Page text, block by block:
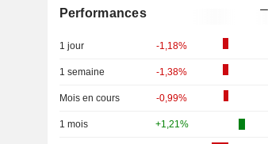
Performances
1 jour -1,18%
1 semaine -1,38%
Mois en cours -0,99%
1 mois +1,21%